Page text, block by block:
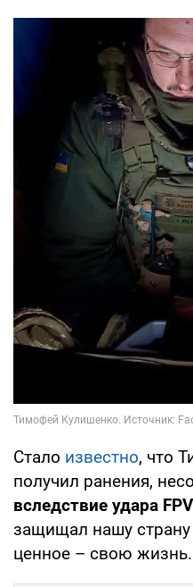
Стало известно, что
получил ранения,
вследствие удара
защищал нашу страну
ценное – свою жизнь.